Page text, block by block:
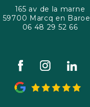
165 av de la marne
59700 Marcq en
06 48 29 52 66